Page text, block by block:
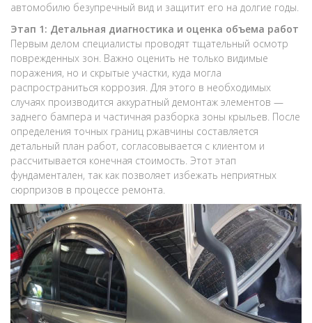
автомобилю безупречный вид и защитит его на долгие годы.
Этап 1: Детальная диагностика и оценка объема работ
Первым делом специалисты проводят тщательный осмотр
поврежденных зон. Важно оценить не только видимые
поражения, но и скрытые участки, куда могла
распространиться коррозия. Для этого в необходимых
случаях производится аккуратный демонтаж элементов —
заднего бампера и частичная разборка зоны крыльев. После
определения точных границ ржавчины составляется
детальный план работ, согласовывается с клиентом и
рассчитывается конечная стоимость. Этот этап
фундаментален, так как позволяет избежать неприятных
сюрпризов в процессе ремонта.